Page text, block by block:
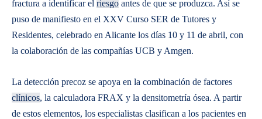
fractura a identificar el riesgo antes de que se produzca. Así se
puso de manifiesto en el XXV Curso SER de Tutores y
Residentes, celebrado en Alicante los días 10 y 11 de abril, con
la colaboración de las compañías UCB y Amgen.
La detección precoz se apoya en la combinación de factores
clínicos, la calculadora FRAX y la densitometría ósea. A partir
de estos elementos, los especialistas clasifican a los pacientes en